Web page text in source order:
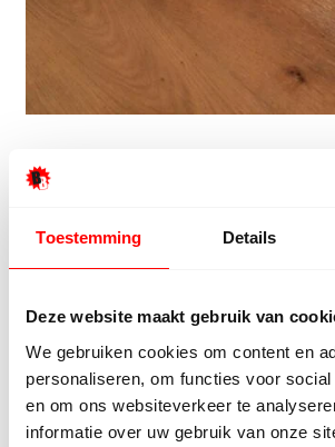
Toestemming Details
Deze website maakt gebruik van
We gebruiken cookies om content en
personaliseren, om functies voor
en om ons websiteverkeer te
informatie over uw gebruik van onze
Onze klanten beoordelen ons
Hester Schaap
5/5
Top geholpen en voor een mooie prijs
kunnen kopen wat ik wil. Heel